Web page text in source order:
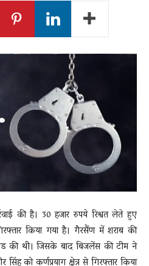
की है। 30 हजार रुपये रिश्वत लेते हुए
किया गया है। गैरसैंण में शराब की
की थी। जिसके बाद बिजलेंस की टीम ने